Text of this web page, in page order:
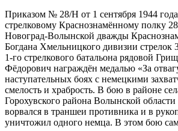
Приказом № 28/Н от 1 сентября 1944
стрелковому Краснознамённому полку
Новоград-Волынской дважды
Богдана Хмельницкого дивизии стрелок
1-го стрелкового батальона рядовой
Фёдорович награждён медалью «За
наступательных боях с немецкими
смелость и храбрость. В бою в районе
Горохувского района Волынской
ворвался в траншеи противника и в
уничтожил одного немца. В этом бою